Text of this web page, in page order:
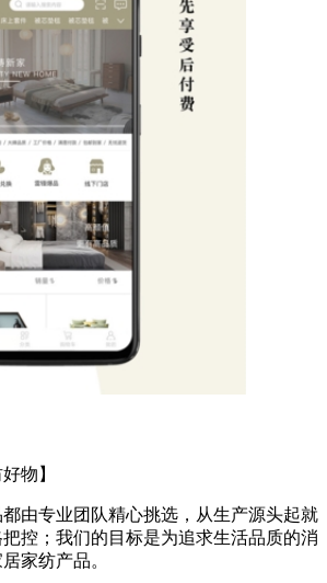
物】
由专业团队精心挑选，从生产源头起就
控；我们的目标是为追求生活品质的消
家纺产品。